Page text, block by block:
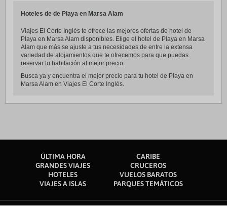
Hoteles de de Playa en Marsa Alam
Viajes El Corte Inglés te ofrece las mejores ofertas de hotel de
Playa en Marsa Alam disponibles. Elige el hotel de Playa en Marsa
Alam que más se ajuste a tus necesidades de entre la extensa
variedad de alojamientos que te ofrecemos para que puedas
reservar tu habitación al mejor precio.
Busca ya y encuentra el mejor precio para tu hotel de Playa en
Marsa Alam en Viajes El Corte Inglés.
ÚLTIMA HORA
CARIBE
GRANDES VIAJES
CRUCEROS
HOTELES
VUELOS BARATOS
VIAJES A ISLAS
PARQUES TEMÁTICOS